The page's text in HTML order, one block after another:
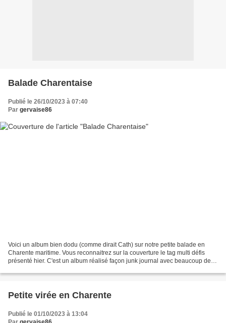
Balade Charentaise
Publié le 26/10/2023 à 07:40
Par gervaise86
Voici un album bien dodu (comme dirait Cath) sur notre petite balade en
Charente maritime. Vous reconnaitrez sur la couverture le tag multi défis
présenté hier. C'est un album réalisé façon junk journal avec beaucoup de
Petite virée en Charente
Publié le 01/10/2023 à 13:04